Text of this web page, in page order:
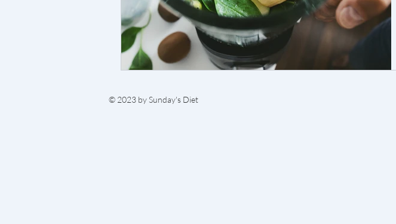
© 2023 by Sunday's Diet